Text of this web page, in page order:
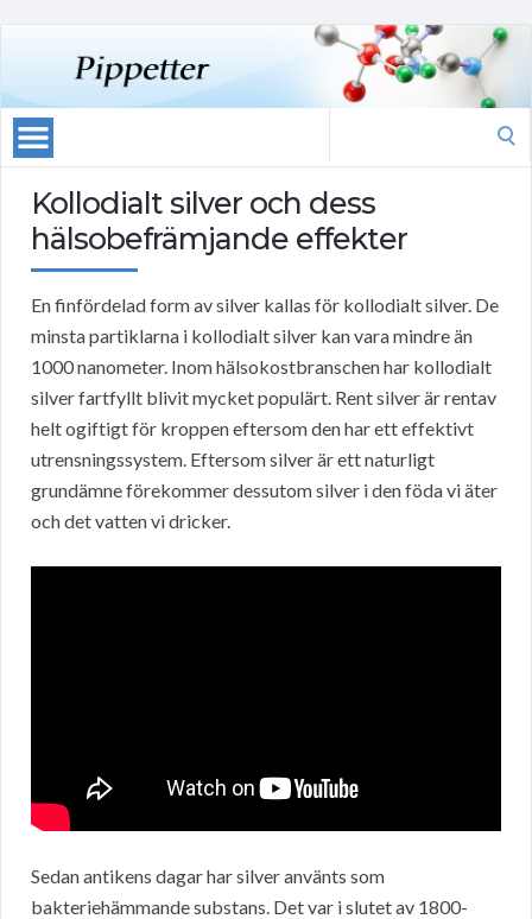
Kollodialt silver och dess
hälsobefrämjande effekter
En finfördelad form av silver kallas för kollodialt silver. De
minsta partiklarna i kollodialt silver kan vara mindre än
1000 nanometer. Inom hälsokostbranschen har kollodialt
silver fartfyllt blivit mycket populärt. Rent silver är rentav
helt ogiftigt för kroppen eftersom den har ett effektivt
utrensningssystem. Eftersom silver är ett naturligt
grundämne förekommer dessutom silver i den föda vi äter
och det vatten vi dricker.
Sedan antikens dagar har silver använts som
bakteriehämmande substans. Det var i slutet av 1800-